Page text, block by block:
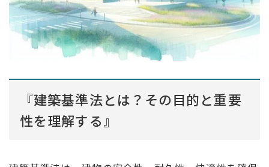
『建築基準法とは？その目的と重要
性を理解する』